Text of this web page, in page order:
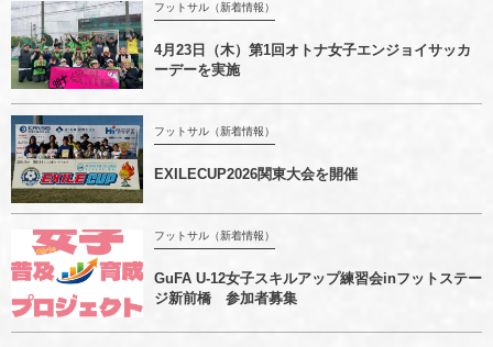
フットサル（新着情報）
4月23日（木）第1回オトナ女子エンジョイサッカ
ーデーを実施
フットサル（新着情報）
EXILECUP2026関東大会を開催
フットサル（新着情報）
GuFA U-12女子スキルアップ練習会inフットステー
ジ新前橋 参加者募集